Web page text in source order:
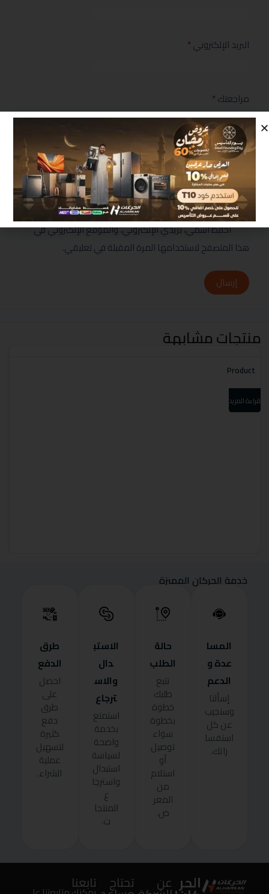
البريد الإلكتروني*
مراجعتك*
احفظ اسمي، بريدي الإلكتروني، والموقع الإلكتروني في
هذا المتصفح لاستخدامها المرة المقبلة في تعليقي.
إرسال
منتجات مشابهة
Product
قراءة المزيد
خدمة الحركان المميزة
المسا
عدة و
الدعم
إسألنا
وسنجيب
عن كل
استفسا
راتك.
حالة
الطلب
تتبع
طلبك
خطوة
بخطوة
سواء
توصيل
أو
استلام
من
المعر
ض.
الاستب
دال
والاس
ترجاع
استمتع
بخدمة
واضحة
لسياسة
استبدال
واسترجا
ع
المنتجا
ت.
طرق
الدفع
احصل
على
طرق
دفع
كثيرة
لتسهيل
عملية
الشراء.
الحر عن تحتاج تابعنا